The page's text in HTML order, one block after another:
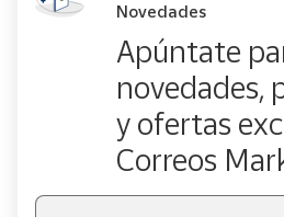
Novedades
Apúntate
novedades,
y ofertas
Correos